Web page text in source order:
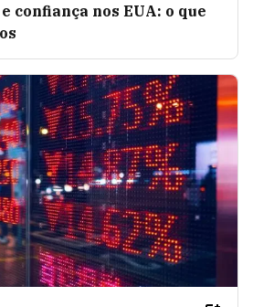
confiança nos EUA: o que